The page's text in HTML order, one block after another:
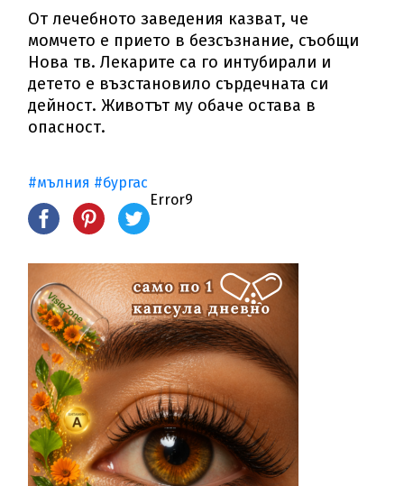
От лечебното заведения казват, че
момчето е прието в безсъзнание, съобщи
Нова тв. Лекарите са го интубирали и
детето е възстановило сърдечната си
дейност. Животът му обаче остава в
опасност.
#мълния #бургас
Error9